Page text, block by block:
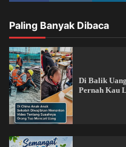
Paling Banyak Dibaca
Di Balik
Pernah Kau